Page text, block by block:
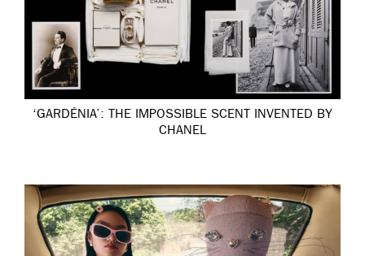
‘GARDÉNIA’: THE IMPOSSIBLE SCENT INVENTED BY
CHANEL